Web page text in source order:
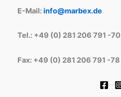
E-Mail:info@marbex.de
Tel.: +49 (0) 281 206 791 -70
Fax: +49 (0) 281 206 791 -78